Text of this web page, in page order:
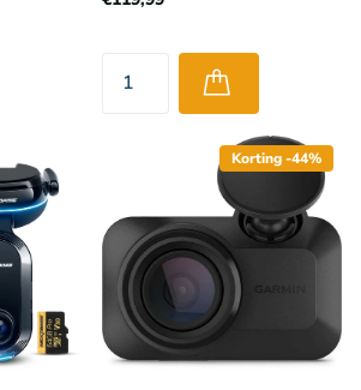
Korting -44%